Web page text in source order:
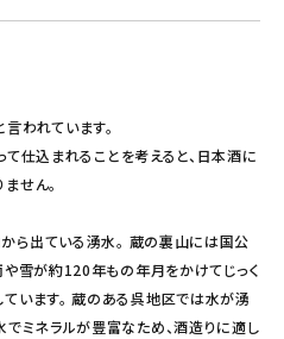
われています。
仕込まれることを考えると、日本酒に
せん。
ら出ている湧水。 蔵の裏山には国公
や雪が約120年もの年月をかけてじっく
います。 蔵のある呉地区では水が湧
でミネラルが豊富なため、酒造りに適し